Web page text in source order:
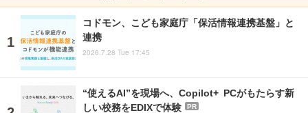
コドモン、こども家庭庁「保活情報連携基盤」と
連携
2026.7.28 Tue 17:45
“使えるAI”を現場へ、Copilot+ PCがもたらす新
しい校務をEDIXで体験
PR